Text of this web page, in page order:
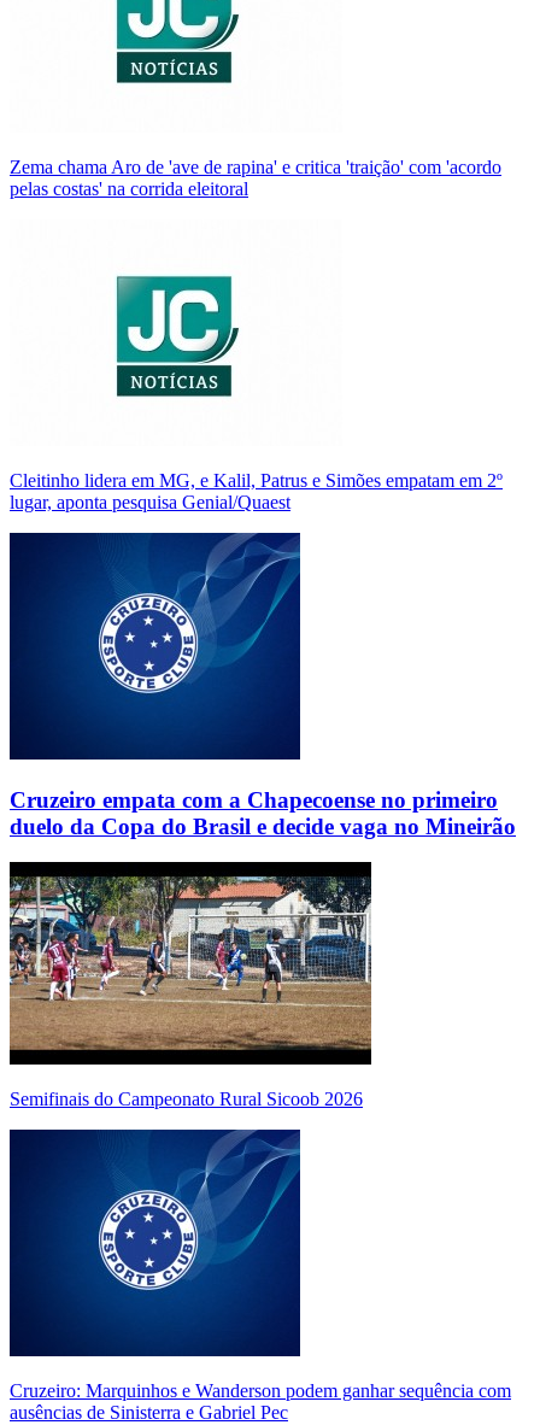
Zema chama Aro de 'ave de rapina' e critica 'traição' com 'acordo
pelas costas' na corrida eleitoral
Cleitinho lidera em MG, e Kalil, Patrus e Simões empatam em 2º
lugar, aponta pesquisa Genial/Quaest
Cruzeiro empata com a Chapecoense no primeiro
duelo da Copa do Brasil e decide vaga no Mineirão
Semifinais do Campeonato Rural Sicoob 2026
Cruzeiro: Marquinhos e Wanderson podem ganhar sequência com
ausências de Sinisterra e Gabriel Pec